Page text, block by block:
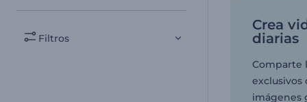
Filtros
Crea
diarias
Comparte
exclusivos
imágenes